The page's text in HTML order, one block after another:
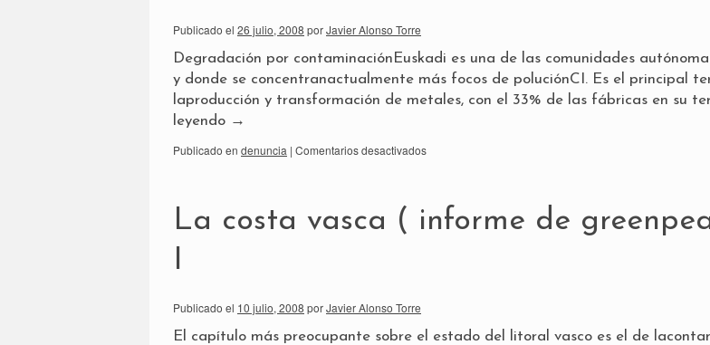
Publicado el 26 julio, 2008 porJavier Alonso Torre
Degradación por contaminaciónEuskadi es una de las comunidades
y donde se concentranactualmente más focos de poluciónCI. Es el principal
laproducción y transformación de metales, con el 33% de las fábricas en su
leyendo →
Publicado en denuncia | Comentarios desactivados
La costa vasca ( informe de
I
Publicado el 10 julio, 2008 porJavier Alonso Torre
El capítulo más preocupante sobre el estado del litoral vasco es el de